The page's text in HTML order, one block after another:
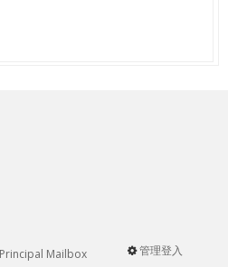
User
管理登入
Principal Mailbox